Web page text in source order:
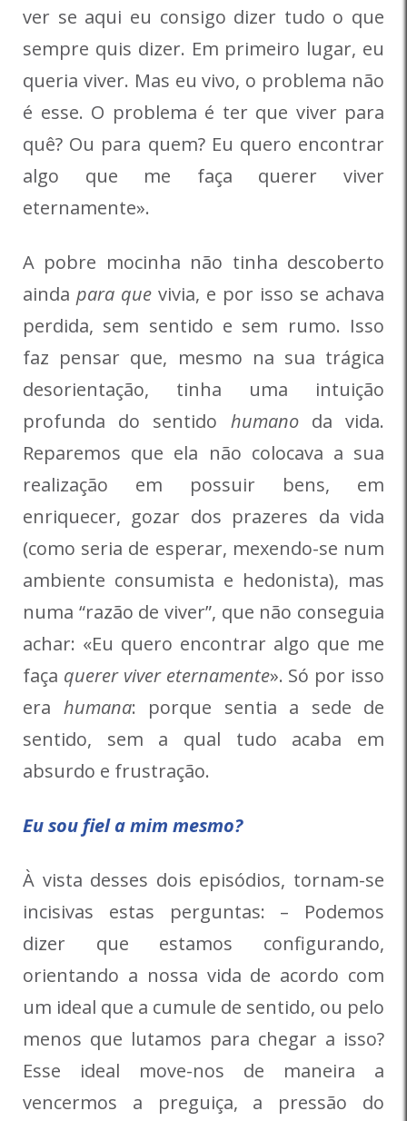
ver se aqui eu consigo dizer tudo o que
sempre quis dizer. Em primeiro lugar, eu
queria viver. Mas eu vivo, o problema não
é esse. O problema é ter que viver para
quê? Ou para quem? Eu quero encontrar
algo que me faça querer viver
eternamente».
A pobre mocinha não tinha descoberto
ainda para que vivia, e por isso se achava
perdida, sem sentido e sem rumo. Isso
faz pensar que, mesmo na sua trágica
desorientação, tinha uma intuição
profunda do sentido humanoda vida.
Reparemos que ela não colocava a sua
realização em possuir bens, em
enriquecer, gozar dos prazeres da vida
(como seria de esperar, mexendo-se num
ambiente consumista e hedonista), mas
numa “razão de viver”, que não conseguia
achar: «Eu quero encontrar algo que me
faça querer viver eternamente». Só por isso
era humana: porque sentia a sede de
sentido, sem a qual tudo acaba em
absurdo e frustração.
Eu sou fiel a mim mesmo?
À vista desses dois episódios, tornam-se
incisivas estas perguntas: – Podemos
dizer que estamos configurando,
orientando a nossa vida de acordo com
um ideal que a cumule de sentido, ou pelo
menos que lutamos para chegar a isso?
Esse ideal move-nos de maneira a
vencermos a preguiça, a pressão do